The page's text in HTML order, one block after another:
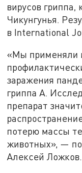
вирусов гриппа,
Чикунгунья.
в International
«Мы применяли
заражения
гриппа А.
препарат
потерю массы
животных», —
Алексей Ложков.